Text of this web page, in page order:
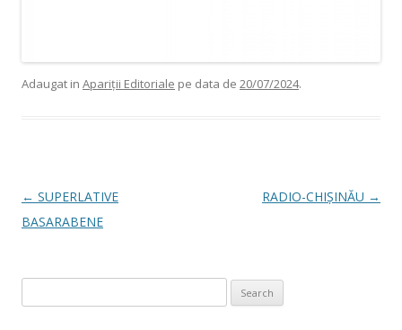
Adaugat in Apariții Editoriale pe data de 20/07/2024.
Post navigation
← SUPERLATIVE
BASARABENE
RADIO-CHIȘINĂU →